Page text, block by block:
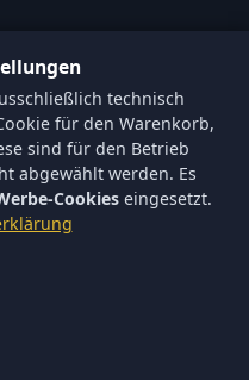
technisch
für den Warenkorb,
sind für den Betrieb
abgewählt werden. Es
Cookieseingesetzt.